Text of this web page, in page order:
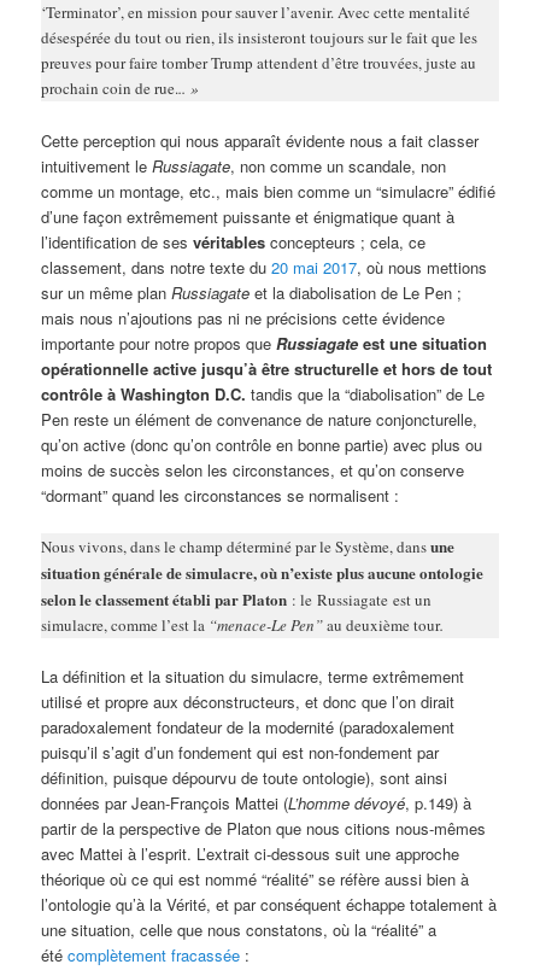
‘Terminator’, en mission pour sauver l’avenir. Avec cette mentalité
désespérée du tout ou rien, ils insisteront toujours sur le fait que les
preuves pour faire tomber Trump attendent d’être trouvées, juste au
prochain coin de rue... »
Cette perception qui nous apparaît évidente nous a fait classer
intuitivement leRussiagate, non comme un scandale, non
comme un montage, etc., mais bien comme un “simulacre” édifié
d’une façon extrêmement puissante et énigmatique quant à
l’identification de sesvéritables concepteurs ; cela, ce
classement, dans notre texte du20 mai 2017, où nous mettions
sur un même planRussiagateet la diabolisation de Le Pen ;
mais nous n’ajoutions pas ni ne précisions cette évidence
importante pour notre propos queRussiagate est une situation
opérationnelle active jusqu’à être structurelle et hors de tout
contrôle à Washington D.C. tandis que la “diabolisation” de Le
Pen reste un élément de convenance de nature conjoncturelle,
qu’on active (donc qu’on contrôle en bonne partie) avec plus ou
moins de succès selon les circonstances, et qu’on conserve
“dormant” quand les circonstances se normalisent :
Nous vivons, dans le champ déterminé par le Système, dansune
situation générale de simulacre, où n’existe plus aucune ontologie
selon le classement établi par Platon : le Russiagate est un
simulacre, comme l’est la “menace-Le Pen”au deuxième tour.
La définition et la situation du simulacre, terme extrêmement
utilisé et propre aux déconstructeurs, et donc que l’on dirait
paradoxalement fondateur de la modernité (paradoxalement
puisqu’il s’agit d’un fondement qui est non-fondement par
définition, puisque dépourvu de toute ontologie), sont ainsi
données par Jean-François Mattei (L’homme dévoyé, p.149) à
partir de la perspective de Platon que nous citions nous-mêmes
avec Mattei à l’esprit. L’extrait ci-dessous suit une approche
théorique où ce qui est nommé “réalité” se réfère aussi bien à
l’ontologie qu’à la Vérité, et par conséquent échappe totalement à
une situation, celle que nous constatons, où la “réalité” a
étécomplètement fracassée :